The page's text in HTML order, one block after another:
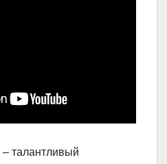
– талантливый